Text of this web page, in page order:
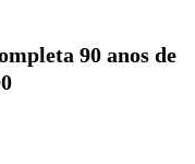
90 anos de